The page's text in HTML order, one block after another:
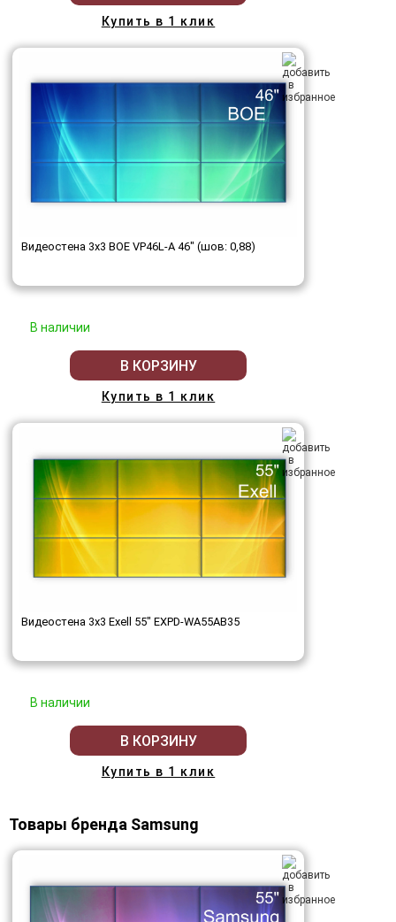
Купить в 1 клик
Видеостена 3x3 BOE VP46L-A 46" (шов: 0,88)
В наличии
В КОРЗИНУ
Купить в 1 клик
Видеостена 3x3 Exell 55" EXPD-WA55AB35
В наличии
В КОРЗИНУ
Купить в 1 клик
Товары бренда Samsung